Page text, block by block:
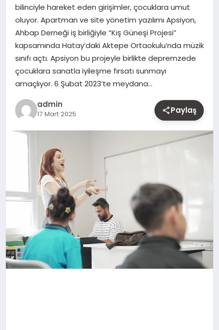
MAGAZIN
YAŞAM
OTOMOBIL
bilinciyle hareket eden girişimler, çocuklara umut
oluyor. Apartman ve site yönetim yazılımı Apsiyon,
Ahbap Derneği iş birliğiyle “Kış Güneşi Projesi”
kapsamında Hatay’daki Aktepe Ortaokulu’nda müzik
sınıfı açtı. Apsiyon bu projeyle birlikte depremzede
çocuklara sanatla iyileşme fırsatı sunmayı
amaçlıyor. 6 Şubat 2023’te meydana…
admin
17 Mart 2025 Paylaş